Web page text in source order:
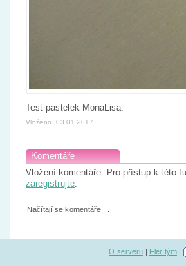
Test pastelek MonaLisa.
Vloženo: 03.01.2017
Komentáře
Vložení komentáře: Pro přístup k této
zaregistrujte.
Načítají se komentáře ...
O serveru | Fler tým |